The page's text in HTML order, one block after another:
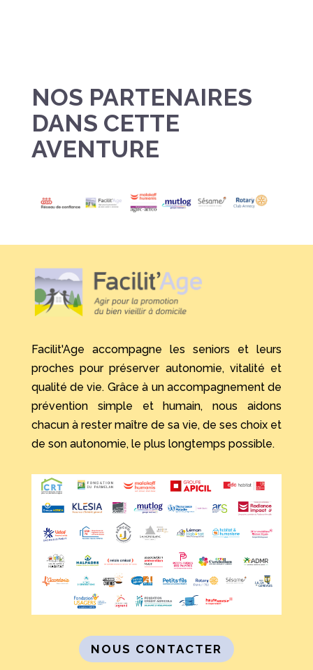
NOS PARTENAIRES
DANS CETTE
AVENTURE
Facilit'Age accompagne les seniors et leurs
proches pour préserver autonomie, vitalité et
qualité de vie. Grâce à un accompagnement de
prévention simple et humain, nous aidons
chacun à rester maître de sa vie, de ses choix et
de son autonomie, le plus longtemps possible.
NOUS CONTACTER